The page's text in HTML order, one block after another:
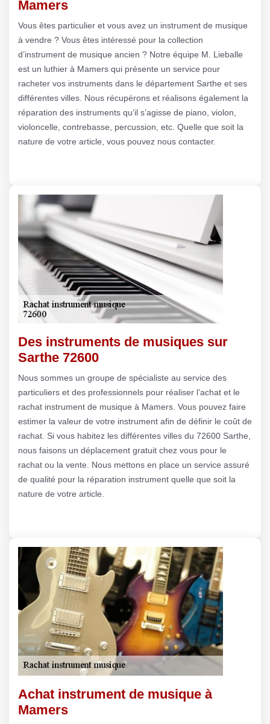
Mamers
Vous êtes particulier et vous avez un instrument de musique
à vendre ? Vous êtes intéressé pour la collection
d’instrument de musique ancien ? Notre équipe M. Lieballe
est un luthier à Mamers qui présente un service pour
racheter vos instruments dans le département Sarthe et ses
différentes villes. Nous récupérons et réalisons également la
réparation des instruments qu’il s’agisse de piano, violon,
violoncelle, contrebasse, percussion, etc. Quelle que soit la
nature de votre article, vous pouvez nous contacter.
Des instruments de musiques sur
Sarthe 72600
Nous sommes un groupe de spécialiste au service des
particuliers et des professionnels pour réaliser l’achat et le
rachat instrument de musique à Mamers. Vous pouvez faire
estimer la valeur de votre instrument afin de définir le coût de
rachat. Si vous habitez les différentes villes du 72600 Sarthe,
nous faisons un déplacement gratuit chez vous pour le
rachat ou la vente. Nous mettons en place un service assuré
de qualité pour la réparation instrument quelle que soit la
nature de votre article.
Achat instrument de musique à
Mamers